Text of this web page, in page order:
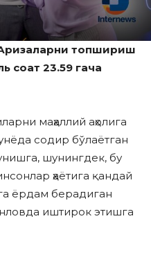
Аризаларни топшириш
соат 23.59 гача
маҳаллий аҳолига
содир бўлаётган
шунингдек, бу
ҳаётига қандай
ёрдам берадиган
иштирок этишга